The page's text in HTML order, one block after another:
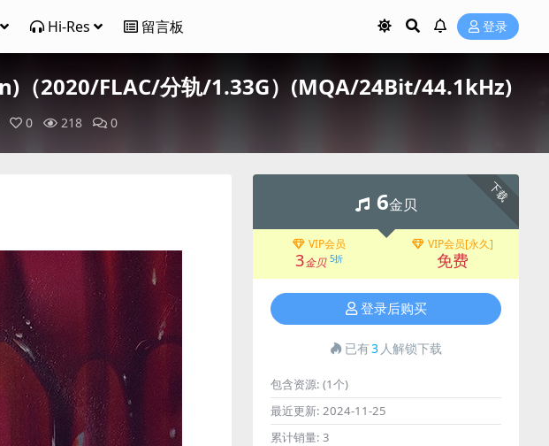
Hi-Res 留言板 登录
（2020/FLAC/分轨/1.33G）(MQA/24Bit/44.1kHz)
0 218 0
下载
6金贝
VIP会员
3金贝 5折
VIP会员[永久]
免费
登录后购买
已有3 人解锁下载
包含资源: (1个)
最近更新: 2024-11-25
累计销量: 3